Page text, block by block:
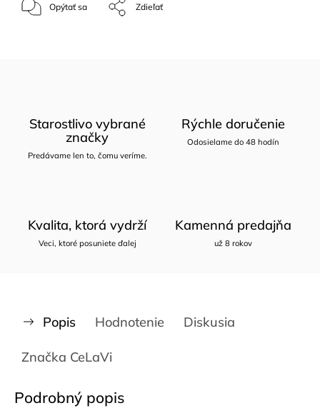
Opýtať sa Zdieľať
Starostlivo vybrané
značky
Predávame len to, čomu veríme.
Rýchle doručenie
Odosielame do 48 hodín
Kvalita, ktorá vydrží
Veci, ktoré posuniete ďalej
Kamenná predajňa
už 8 rokov
Popis Hodnotenie Diskusia
Značka CeLaVi
Podrobný popis